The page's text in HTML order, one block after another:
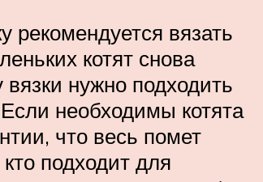
рекомендуется вязать
котят снова
нужно подходить
необходимы котята
что весь помет
подходит для